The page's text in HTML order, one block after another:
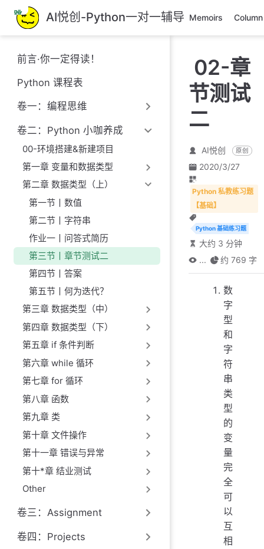
跳
至
主
要
內
AI悦创-Python一对一辅导 Memoirs Column
前言·你一定得读！
Python 课程表
卷一：编程思维
卷二：Python 小咖养成
00-环境搭建&新建项目
第一章 变量和数据类型
第二章 数据类型（上）
第一节丨数值
第二节丨字符串
作业一丨问答式简历
第三节丨章节测试二
第四节丨答案
第五节丨何为迭代？
第三章 数据类型（中）
第四章 数据类型（下）
第五章 if 条件判断
第六章 while 循环
第七章 for 循环
第八章 函数
第九章 类
第十章 文件操作
第十一章 错误与异常
第十*章 结业测试
Other
卷三：Assignment
卷四：Projects
02-章
节测试
二
AI悦创 原创
2020/3/27
Python 私教练习题
【基础】
Python 基础练习题
大约 3 分钟
...
约 769 字
数
字
型
和
字
符
串
类
型
的
变
量
完
全
可
以
互
相